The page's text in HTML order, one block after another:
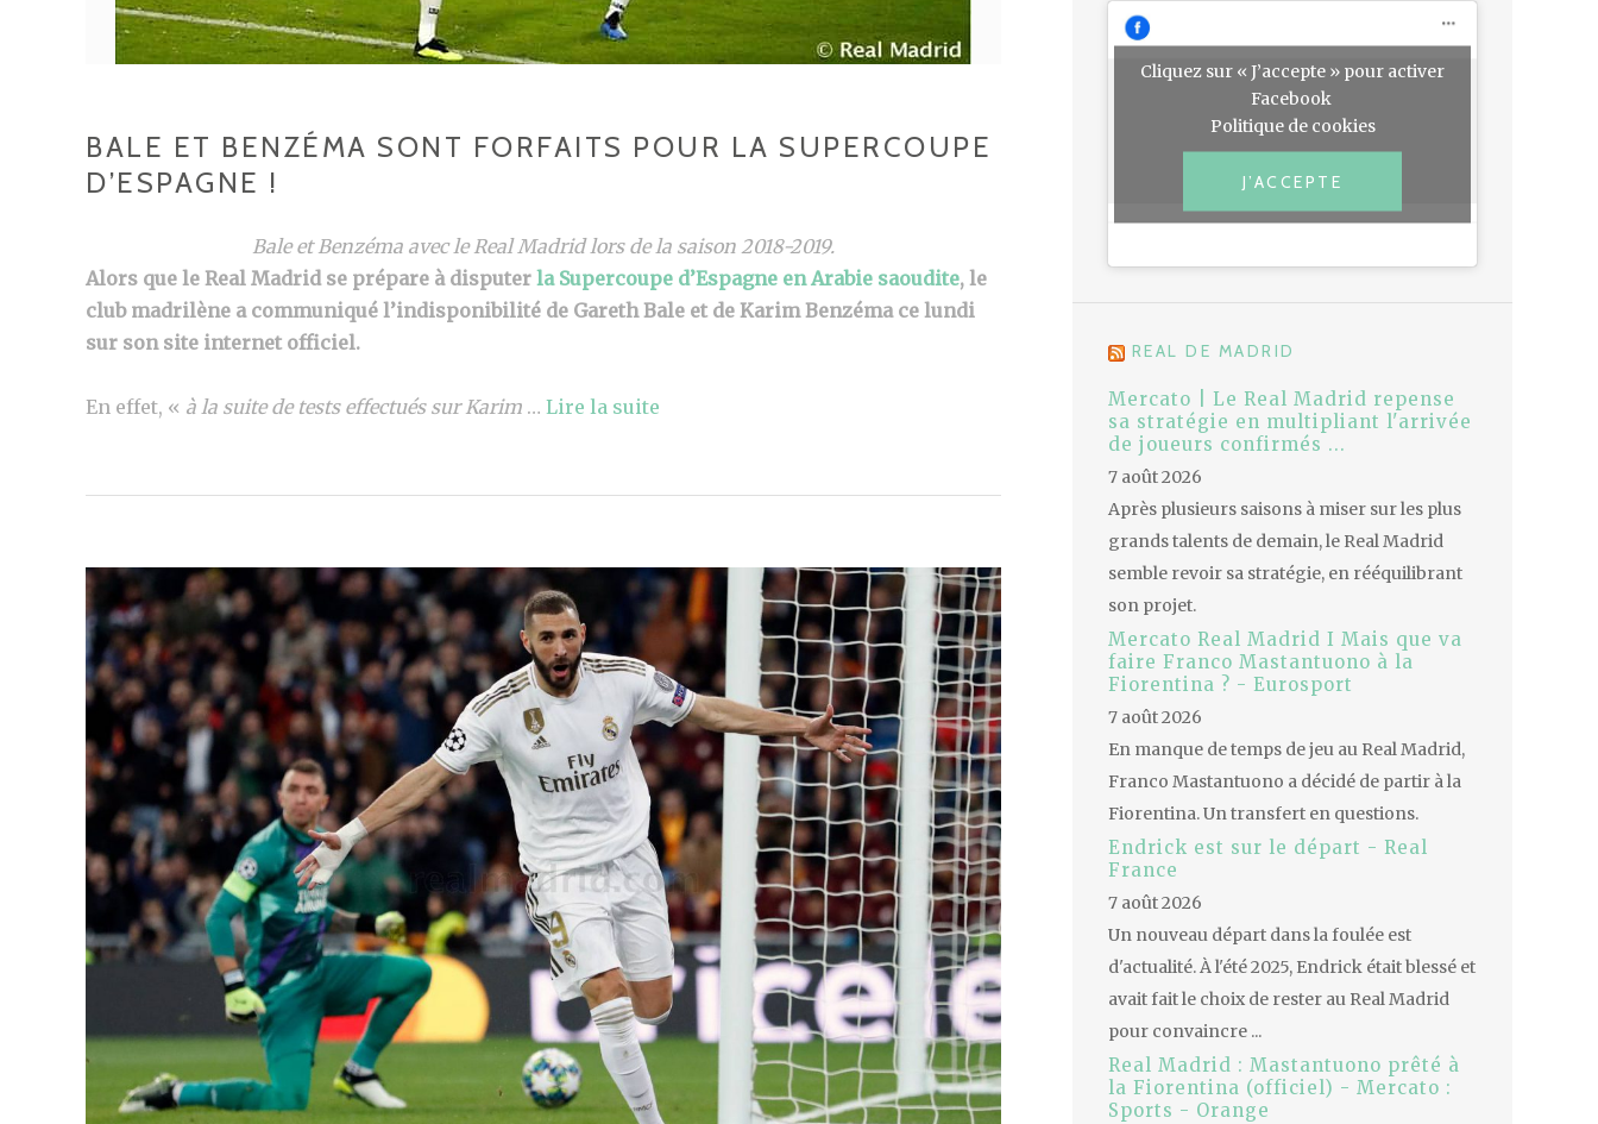
BALE ET BENZÉMA SONT FORFAITS POUR LA SUPERCOUPE
D’ESPAGNE !
Bale et Benzéma avec le Real Madrid lors de la saison 2018-2019.
Alors que le Real Madrid se prépare à disputer la Supercoupe d’Espagne en Arabie saoudite, le
club madrilène a communiqué l’indisponibilité de Gareth Bale et de Karim Benzéma ce lundi
sur son site internet officiel.
En effet, « à la suite de tests effectués sur Karim … Lire la suite
Cliquez sur « J’accepte » pour activer
Facebook
Politique de cookies
J’ACCEPTE
REAL DE MADRID
Mercato | Le Real Madrid repense
sa stratégie en multipliant l'arrivée
de joueurs confirmés ...
7 août 2026
Après plusieurs saisons à miser sur les plus
grands talents de demain, le Real Madrid
semble revoir sa stratégie, en rééquilibrant
son projet.
Mercato Real Madrid I Mais que va
faire Franco Mastantuono à la
Fiorentina ? - Eurosport
7 août 2026
En manque de temps de jeu au Real Madrid,
Franco Mastantuono a décidé de partir à la
Fiorentina. Un transfert en questions.
Endrick est sur le départ - Real
France
7 août 2026
Un nouveau départ dans la foulée est
d'actualité. À l'été 2025, Endrick était blessé et
avait fait le choix de rester au Real Madrid
pour convaincre ...
Real Madrid : Mastantuono prêté à
la Fiorentina (officiel) - Mercato :
Sports - Orange